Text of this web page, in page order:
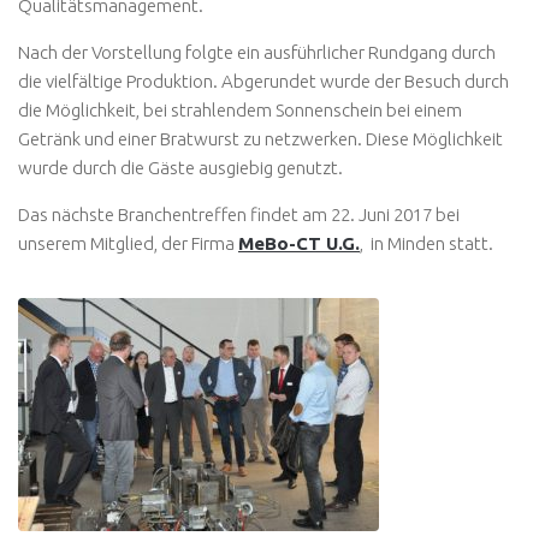
Qualitätsmanagement.
Nach der Vorstellung folgte ein ausführlicher Rundgang durch
die vielfältige Produktion. Abgerundet wurde der Besuch durch
die Möglichkeit, bei strahlendem Sonnenschein bei einem
Getränk und einer Bratwurst zu netzwerken. Diese Möglichkeit
wurde durch die Gäste ausgiebig genutzt.
Das nächste Branchentreffen findet am 22. Juni 2017 bei
unserem Mitglied, der Firma MeBo-CT U.G. , in Minden statt.